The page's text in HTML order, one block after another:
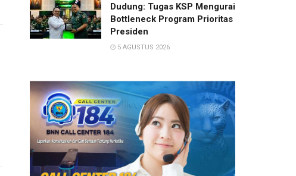
Dudung: Tugas KSP Mengurai
Bottleneck Program Prioritas
Presiden
5 AGUSTUS 2026